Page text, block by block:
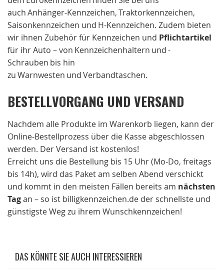
auch Anhänger-Kennzeichen, Traktorkennzeichen,
Saisonkennzeichen und H-Kennzeichen. Zudem bieten
wir ihnen Zubehör für Kennzeichen und Pflichtartikel
für ihr Auto – von Kennzeichenhaltern und -
Schrauben bis hin
zu Warnwesten und Verbandtaschen.
BESTELLVORGANG UND VERSAND
Nachdem alle Produkte im Warenkorb liegen, kann der
Online-Bestellprozess über die Kasse abgeschlossen
werden. Der Versand ist kostenlos!
Erreicht uns die Bestellung bis 15 Uhr (Mo-Do, freitags
bis 14h), wird das Paket am selben Abend verschickt
und kommt in den meisten Fällen bereits am nächsten
Tagan – so ist billigkennzeichen.de der schnellste und
günstigste Weg zu ihrem Wunschkennzeichen!
DAS KÖNNTE SIE AUCH INTERESSIEREN